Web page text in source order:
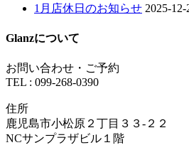
1月店休日のお知らせ 2025-12-
Glanzについて
お問い合わせ・ご予約
TEL : 099-268-0390
住所
鹿児島市小松原２丁目３３-２２
NCサンプラザビル１階